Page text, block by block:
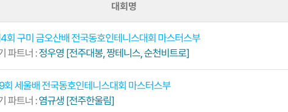
대회명
회 구미 금오산배 전국동호인테니스대회 마스터스부
파트너 :정우영 [전주대봉, 짱테니스, 순천비트로]
회 세울배 전국동호인테니스대회 마스터스부
파트너 :염규생 [전주한울림]